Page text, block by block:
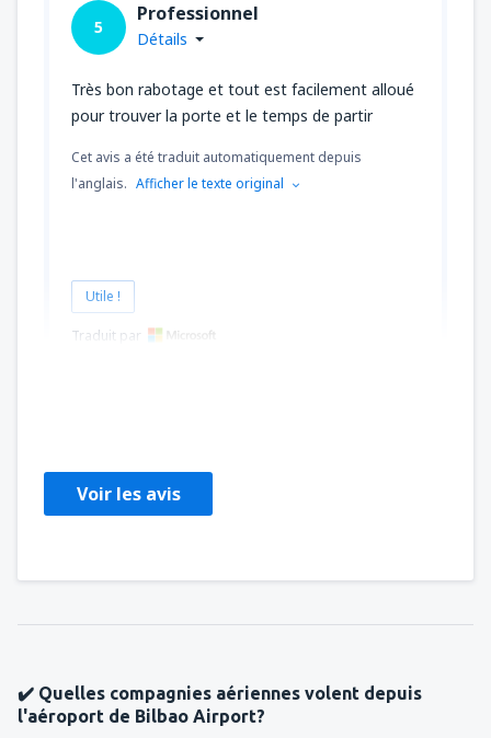
5
Professionnel
Détails
Très bon rabotage et tout est facilement alloué
pour trouver la porte et le temps de partir
Cet avis a été traduit automatiquement depuis
l'anglais. Afficher le texte original
Utile !
Traduit par
Voir les avis
✔️ Quelles compagnies aériennes volent depuis
l'aéroport de Bilbao Airport?